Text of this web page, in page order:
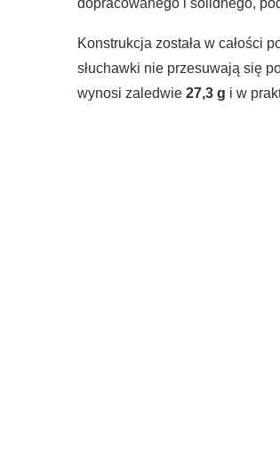
dopracowanego i solidnego,
Konstrukcja została w całości
słuchawki nie przesuwają się
wynosi zaledwie 27,3 g i w